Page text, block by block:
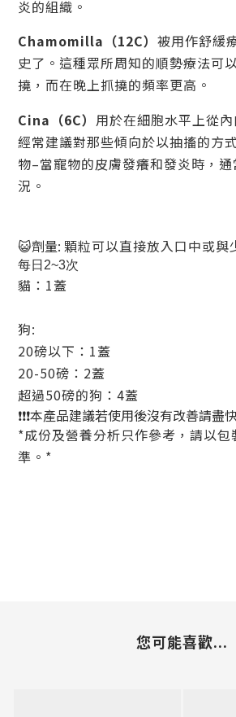
炎的組織。
Chamomilla（12C） 被用作舒緩
史了。這種眾所周知的順勢療法可
撓，而在晚上抓撓的頻率更高。
Cina（6C） 用於在細胞水平上從
經常建議對那些傾向於以抽搐的方
物–當寵物的皮膚發癢和發炎時，
況。
😺劑量: 顆粒可以直接放入口中或與
每日2~3次
貓：1蓋
狗:
20磅以下：1蓋
20-50磅：2蓋
超過50磅的狗：4蓋
❗️❗️❗️本產品建議若使用後沒有改善請
*成份及營養分析只作參考，請以包
準。*
您可能喜歡...